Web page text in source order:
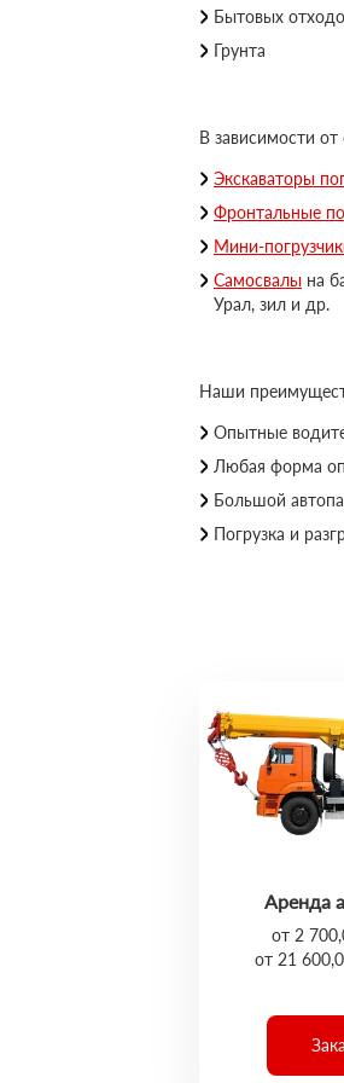
Бытовых
Грунта
В зависимости от
Экскаваторы
Фронтальные
Мини-
Самосвалы на
Урал, зил и др.
Наши
Опытные
Любая форма
Большой
Погрузка и
Аренда
от 2
от 21